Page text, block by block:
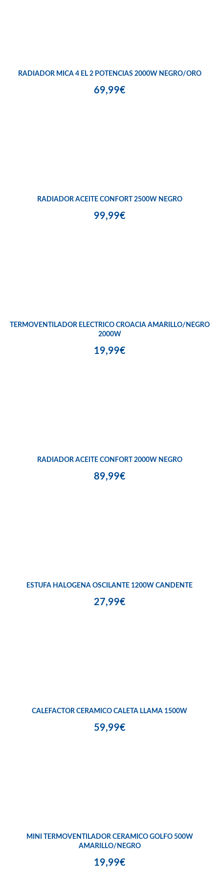
RADIADOR MICA 4 EL 2 POTENCIAS 2000W NEGRO/ORO
69,99€
RADIADOR ACEITE CONFORT 2500W NEGRO
99,99€
TERMOVENTILADOR ELECTRICO CROACIA AMARILLO/NEGRO
2000W
19,99€
RADIADOR ACEITE CONFORT 2000W NEGRO
89,99€
ESTUFA HALOGENA OSCILANTE 1200W CANDENTE
27,99€
CALEFACTOR CERAMICO CALETA LLAMA 1500W
59,99€
MINI TERMOVENTILADOR CERAMICO GOLFO 500W
AMARILLO/NEGRO
19,99€